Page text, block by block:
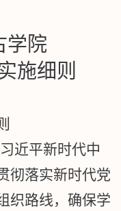
学院
施细则
近平新时代中
彻落实新时代党
织路线，确保学